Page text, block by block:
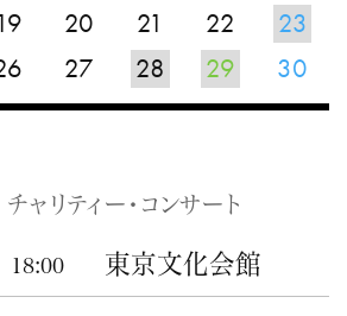
20 21 22
23
27 28 29 30
ャリティー・コンサート
18:00 東京文化会館